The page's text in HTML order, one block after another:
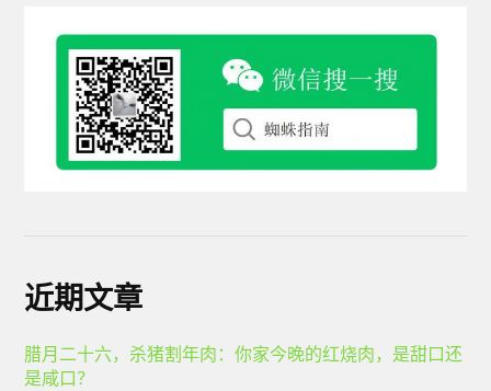
近期文章
腊月二十六，杀猪割年肉：你家今晚的红烧肉，是甜口还
是咸口？